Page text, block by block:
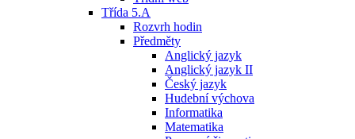
Třída 5.A
Rozvrh hodin
Předměty
Anglický jazyk
Anglický jazyk II
Český jazyk
Hudební výchova
Informatika
Matematika